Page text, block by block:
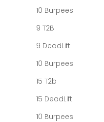
10 Burpees
9 T2B
9 DeadLift
10 Burpees
15 T2b
15 DeadLift
10 Burpees